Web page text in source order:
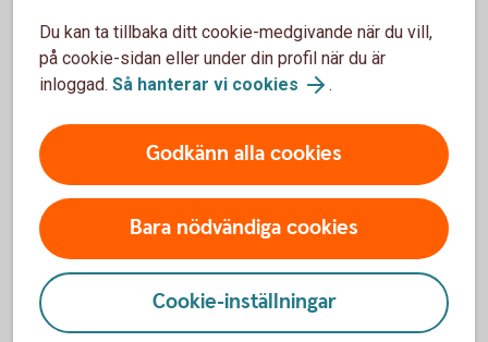
Heby
Privat och företag
Besöksadress:
Kyrkogatan 6
Postadress:
Box 72, 744 21 Heby
0224-850 00
Du kan ta tillbaka ditt cookie-medgivande när du vill,
på cookie-sidan eller under din profil när du är
inloggad. Så hanterar vi cookies .
Godkänn alla cookies
Bara nödvändiga cookies
Cookie-inställningar